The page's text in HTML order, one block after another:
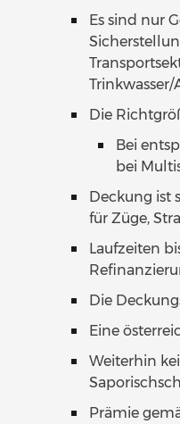
Es sind nur
Trinkwasser/
Die
Bei
bei
Deckung ist
für Züge,
Laufzeiten
Die
Eine
Weiterhin
Prämie